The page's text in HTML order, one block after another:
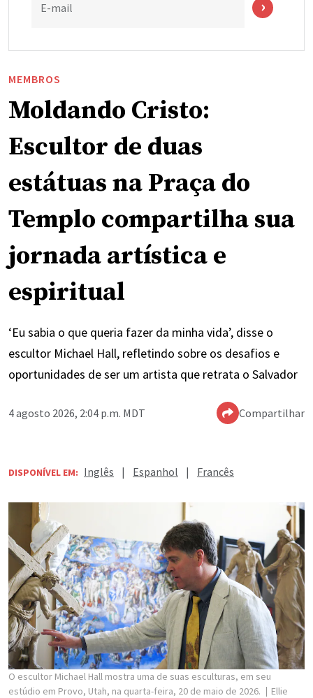
E-mail
MEMBROS
Moldando Cristo:
Escultor de duas
estátuas na Praça do
Templo compartilha sua
jornada artística e
espiritual
‘Eu sabia o que queria fazer da minha vida’, disse o
escultor Michael Hall, refletindo sobre os desafios e
oportunidades de ser um artista que retrata o Salvador
4 agosto 2026, 2:04 p.m. MDT Compartilhar
DISPONÍVEL EM: Inglês | Espanhol | Francês
O escultor Michael Hall mostra uma de suas esculturas, em seu
estúdio em Provo, Utah, na quarta-feira, 20 de maio de 2026.
Ellie